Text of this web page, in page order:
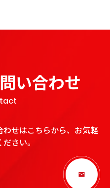
い合わせ
せはこちらから、お気軽
さい。